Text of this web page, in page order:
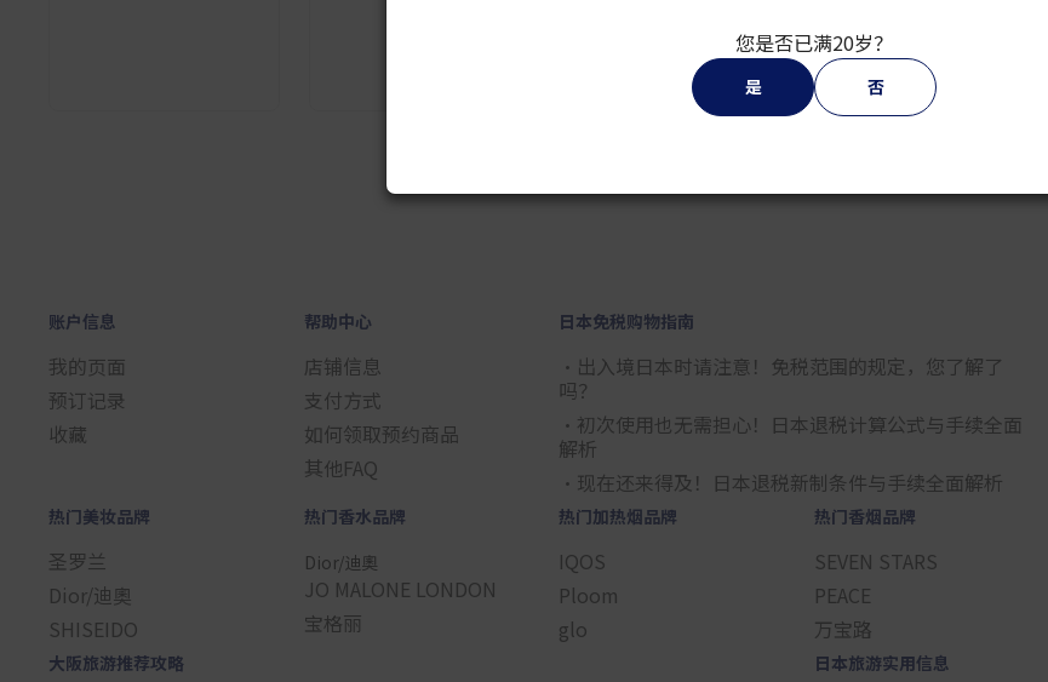
账户信息
我的页面
预订记录
收藏
帮助中心
店铺信息
支付方式
如何领取预约商品
其他FAQ
日本免税购物指南
・出入境日本时请注意！免税范围的规定，您了解了
吗？
・初次使用也无需担心！日本退税计算公式与手续全面
解析
・现在还来得及！日本退税新制条件与手续全面解析
热门美妆品牌
圣罗兰
Dior/迪奧
SHISEIDO
热门香水品牌
Dior/迪奧
JO MALONE LONDON
宝格丽
热门加热烟品牌
IQOS
Ploom
glo
热门香烟品牌
SEVEN STARS
PEACE
万宝路
大阪旅游推荐攻略 日本旅游实用信息
您是否已满20岁？
是 否